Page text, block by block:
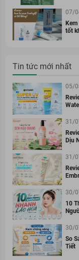
07/
tốt
Tin tức mới nhất
05/
31/
Dịu
31/
30/
10
30/
So
Tiết